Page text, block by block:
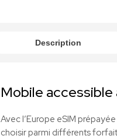
Description
Mobile accessible
Avec l’Europe eSIM
choisir parmi différents